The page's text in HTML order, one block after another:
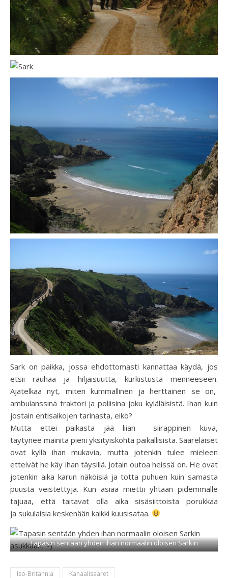
Sark on paikka, jossa ehdottomasti kannattaa käydä, jos
etsii rauhaa ja hiljaisuutta, kurkistusta menneeseen.
Ajatelkaa nyt, miten kummallinen ja herttainen se on,
ambulanssina traktori ja poliisina joku kyläläisistä. Ihan kuin
jostain entisaikojen tarinasta, eikö?
Mutta ettei paikasta jää liian siirappinen kuva,
täytynee mainita pieni yksityiskohta paikallisista. Saarelaiset
ovat kyllä ihan mukavia, mutta jotenkin tulee mieleen
etteivät he käy ihan täysillä. Jotain outoa heissä on. He ovat
jotenkin aika karun näköisiä ja totta puhuen kuin samasta
puusta veistettyjä. Kun asiaa miettii yhtään pidemmälle
tajuaa, että taitavat olla aika sisäsiittoista porukkaa
ja sukulaisia keskenään kaikki kuusisataa.
Tapasin sentään yhden ihan normaalin oloisen Sarkin
Iso-Britannia Kanaalisaaret